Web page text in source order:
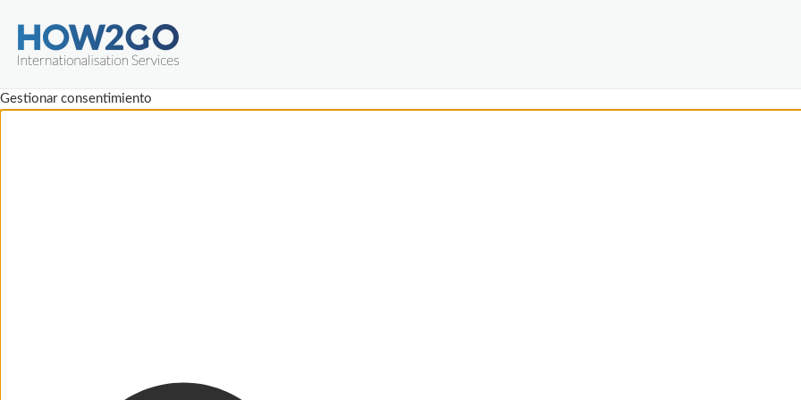
Gestionar consentimiento